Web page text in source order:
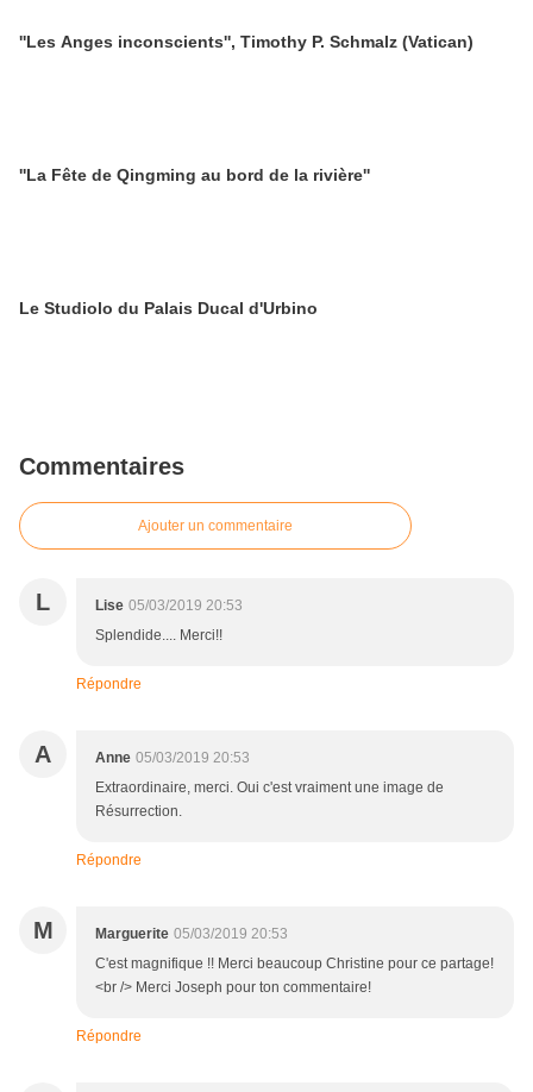
''Les Anges inconscients'', Timothy P. Schmalz (Vatican)
''La Fête de Qingming au bord de la rivière''
Le Studiolo du Palais Ducal d'Urbino
Commentaires
Ajouter un commentaire
L Lise 05/03/2019 20:53
Splendide.... Merci!!
Répondre
A Anne 05/03/2019 20:53
Extraordinaire, merci. Oui c'est vraiment une image de
Résurrection.
Répondre
M Marguerite 05/03/2019 20:53
C'est magnifique !! Merci beaucoup Christine pour ce partage!
<br /> Merci Joseph pour ton commentaire!
Répondre